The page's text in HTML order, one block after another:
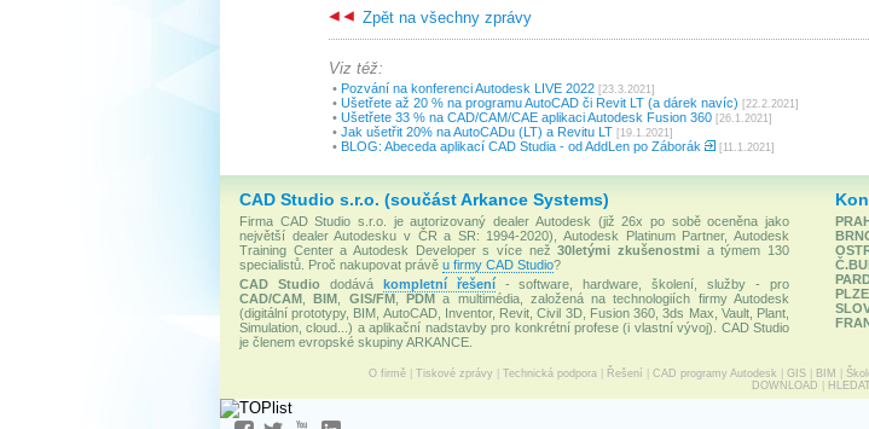
Zpět na všechny zprávy
Viz též:
• Pozvání na konferenci Autodesk LIVE 2022 [23.3.2021]
• Ušetřete až 20 % na programu AutoCAD či Revit LT (a dárek navíc) [22.2.2021]
• Ušetřete 33 % na CAD/CAM/CAE aplikaci Autodesk Fusion 360 [26.1.2021]
• Jak ušetřit 20% na AutoCADu (LT) a Revitu LT [19.1.2021]
• BLOG: Abeceda aplikací CAD Studia - od AddLen po Záborák [11.1.2021]
CAD Studio s.r.o. (součást Arkance Systems)
Firma CAD Studio s.r.o. je autorizovaný dealer Autodesk (již 26x po sobě oceněna jako
největší dealer Autodesku v ČR a SR: 1994-2020), Autodesk Platinum Partner, Autodesk
Training Center a Autodesk Developer s více než30letými zkušenostmi a týmem 130
specialistů. Proč nakupovat právě u firmy CAD Studio?
CAD Studiododává kompletní řešení- software, hardware, školení, služby - pro
CAD/CAM ,BIM GIS/FM, PDMa multimédia, založená na technologiích firmy Autodesk
(digitální prototypy, BIM, AutoCAD, Inventor, Revit, Civil 3D, Fusion 360, 3ds Max, Vault, Plant,
Simulation, cloud...) a aplikační nadstavby pro konkrétní profese (i vlastní vývoj). CAD Studio
je členem evropské skupiny ARKANCE.
O firmě Tiskové zprávy Technická podpora Řešení CAD programy Autodesk GIS BIM
DOWNLOAD
HLEDAT